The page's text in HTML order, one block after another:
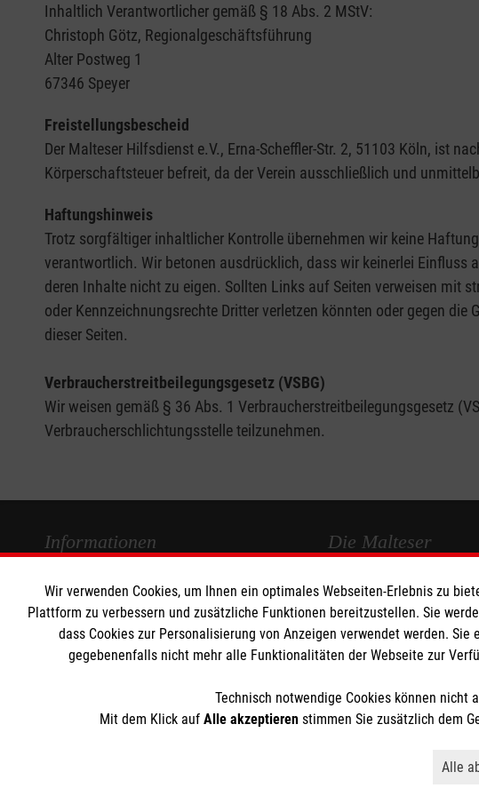
Inhaltlich Verantwortlicher gemäß § 18 Abs. 2 MStV:
Christoph Götz, Regionalgeschäftsführung
Alter Postweg 1
67346 Speyer
Freistellungsbescheid
Der Malteser Hilfsdienst e.V., Erna-Scheffler-Str. 2, 51103 Köln, ist
Körperschaftsteuer befreit, da der Verein ausschließlich und
Haftungshinweis
Trotz sorgfältiger inhaltlicher Kontrolle übernehmen wir keine
verantwortlich. Wir betonen ausdrücklich, dass wir keinerlei Einfluss
deren Inhalte nicht zu eigen. Sollten Links auf Seiten verweisen mit
oder Kennzeichnungsrechte Dritter verletzen könnten oder gegen
dieser Seiten.
Verbraucherstreitbeilegungsgesetz (VSBG)
Wir weisen gemäß § 36 Abs. 1 Verbraucherstreitbeilegungsgesetz
Verbraucherschlichtungsstelle teilzunehmen.
Informationen
Impressum
Datenschutz
Barrierefreiheit
Die Malteser
Malteser in Deutschland
Malteserorden
Sharepoint
Wir verwenden Cookies, um Ihnen ein optimales Webseiten-Erlebnis zu
Plattform zu verbessern und zusätzliche Funktionen bereitzustellen. Sie
dass Cookies zur Personalisierung von Anzeigen verwendet werden.
gegebenenfalls nicht mehr alle Funktionalitäten der Webseite zur
Technisch notwendige Cookies können
Mit dem Klick auf Alle akzeptieren stimmen Sie zusätzlich dem
Alle